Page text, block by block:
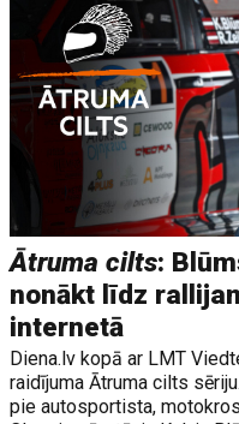
Ātruma cilts:
nonākt līdz
internetā
Diena.lv kopā ar LMT
raidījuma Ātruma cilts
pie autosportista,